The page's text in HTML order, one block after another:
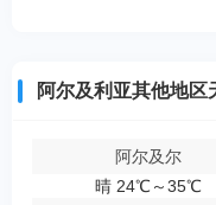
阿尔及利亚其他地区
阿尔及尔
晴 24℃～35℃